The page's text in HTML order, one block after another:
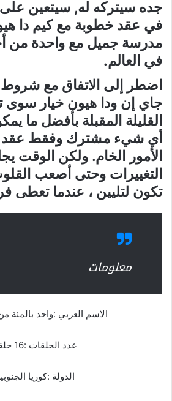
جده سيتركه له, سيتعين
في عقد خطوبة مع كيم دا
مدرسة جميل مع واحدة من
في العالم.
اضطر إلى الاتفاق مع
جاي إن ودا هيون خيار سوى
القليلة المقبلة بأفضل ما
أي شيء مشترك وفقط عقد
الأمور الخام. ولكن الوقت
التغييرات وحتى أصعب
تكون لتليين ، عندما تعطى
معلومات
الاسم العربي :واحد
عدد الحلقات :16 حلقة
الدولة :كوريا